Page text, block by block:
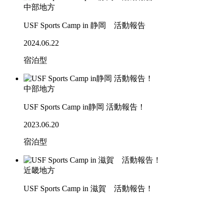
中部地方
USF Sports Camp in 静岡 活動報告
2024.06.22
宿泊型
中部地方
USF Sports Camp in静岡 活動報告！
2023.06.20
宿泊型
近畿地方
USF Sports Camp in 滋賀 活動報告！